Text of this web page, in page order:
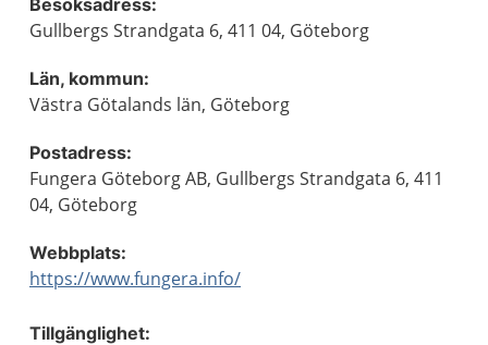
Besöksadress:
Gullbergs Strandgata 6, 411 04, Göteborg
Län, kommun:
Västra Götalands län, Göteborg
Postadress:
Fungera Göteborg AB, Gullbergs Strandgata 6, 411
04, Göteborg
Webbplats:
https://www.fungera.info/
Tillgänglighet: